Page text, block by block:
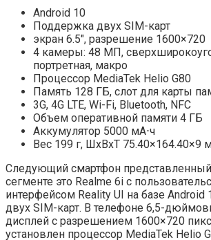
Android 10
Поддержка двух SIM-карт
экран 6.5″, разрешение 1600×720
4 камеры: 48 МП,
портретная, макро
Процессор MediaTek Helio G80
Память 128 ГБ, слот для карты
3G, 4G LTE, Wi-Fi, Bluetooth, NFC
Объем оперативной памяти 4 ГБ
Аккумулятор 5000 мА⋅ч
Вес 199 г, ШxВxТ 75.40×164.40×9
Следующий смартфон
сегменте это Realme 6i с
интерфейсом Reality UI на базе
двух SIM-карт. В телефоне 6,5-
дисплей с разрешением 1600×720
установлен процессор MediaTek Helio